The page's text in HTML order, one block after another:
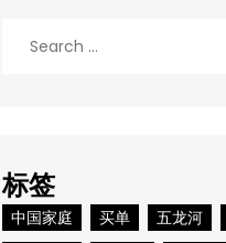
标签
中国家庭 买单 五龙河